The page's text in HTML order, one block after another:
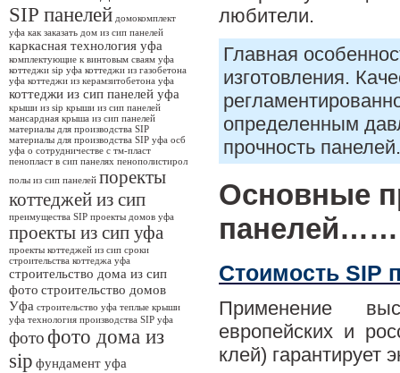
SIP панелей домокомплект
уфа как заказать дом из сип панелей
каркасная технология уфа
комплектующие к винтовым сваям уфа
коттеджи sip уфа коттеджи из газобетона
уфа коттеджи из керамзитобетона уфа
коттеджи из сип панелей уфа
крыши из sip крыши из сип панелей
мансардная крыша из сип панелей
материалы для производства SIP
материалы для производства SIP уфа осб
уфа о сотрудничестве с тм-пласт
пенопласт в сип панелях пенополистирол
полы из сип панелей поректы
коттеджей из сип
преимущества SIP проекты домов уфа
проекты из сип уфа
проекты коттеджей из сип сроки
строительства коттеджа уфа
строительство дома из сип
фото строительство домов
Уфа строительство уфа теплые крыши
уфа технология производства SIP уфа
фотофото дома из
sip фундамент уфа
любители.
Главная
изготовления.
определенным
прочность панелей.
Основные
Стоимость SIP
Применение
европейских и
клей) гарантирует